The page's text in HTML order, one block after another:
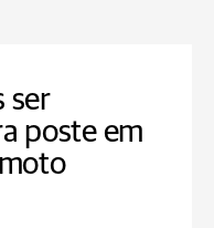
ser
poste em